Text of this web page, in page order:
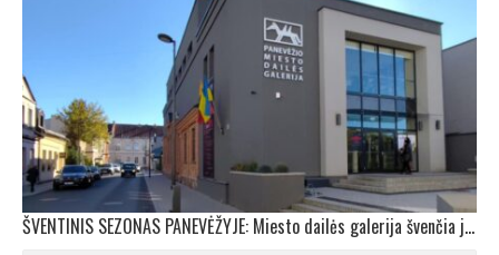
ŠVENTINIS SEZONAS PANEVĖŽYJE: Miesto dailės galerija švenčia jubiliejų